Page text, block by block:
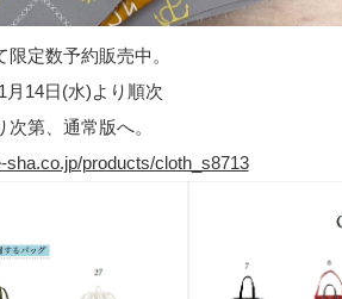
定数予約販売中。
月14日(水)より順次
第、通常版へ。
sha.co.jp/products/cloth_s8713